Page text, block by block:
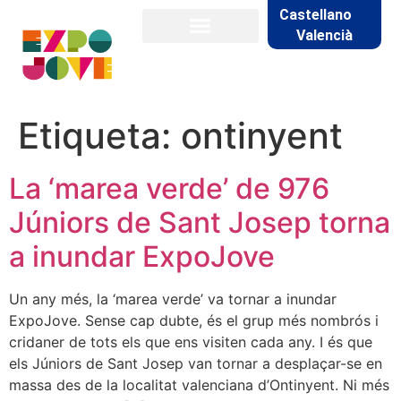
Castellano
Valencià
Etiqueta: ontinyent
La ‘marea verde’ de 976
Júniors de Sant Josep torna
a inundar ExpoJove
Un any més, la ‘marea verde’ va tornar a inundar
ExpoJove. Sense cap dubte, és el grup més nombrós i
cridaner de tots els que ens visiten cada any. I és que
els Júniors de Sant Josep van tornar a desplaçar-se en
massa des de la localitat valenciana d’Ontinyent. Ni més